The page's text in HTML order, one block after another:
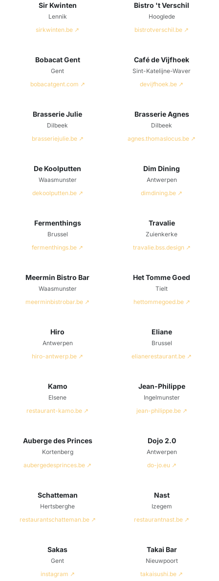
Sir Kwinten
Lennik
sirkwinten.be ↗
Bistro 't Verschil
Hooglede
bistrotverschil.be ↗
Bobacat Gent
Gent
bobacatgent.com ↗
Café de Vijfhoek
Sint-Katelijne-Waver
devijfhoek.be ↗
Brasserie Julie
Dilbeek
brasseriejulie.be ↗
Brasserie Agnes
Dilbeek
agnes.thomaslocus.be ↗
De Koolputten
Waasmunster
dekoolputten.be ↗
Dim Dining
Antwerpen
dimdining.be ↗
Fermenthings
Brussel
fermenthings.be ↗
Travalie
Zuienkerke
travalie.bss.design ↗
Meermin Bistro Bar
Waasmunster
meerminbistrobar.be ↗
Het Tomme Goed
Tielt
hettommegoed.be ↗
Hiro
Antwerpen
hiro-antwerp.be ↗
Eliane
Brussel
elianerestaurant.be ↗
Kamo
Elsene
restaurant-kamo.be ↗
Jean-Philippe
Ingelmunster
jean-philippe.be ↗
Auberge des Princes
Kortenberg
aubergedesprinces.be ↗
Dojo 2.0
Antwerpen
do-jo.eu ↗
Schatteman
Hertsberghe
restaurantschatteman.be ↗
Nast
Izegem
restaurantnast.be ↗
Sakas
Gent
instagram ↗
Takai Bar
Nieuwpoort
takaisushi.be ↗